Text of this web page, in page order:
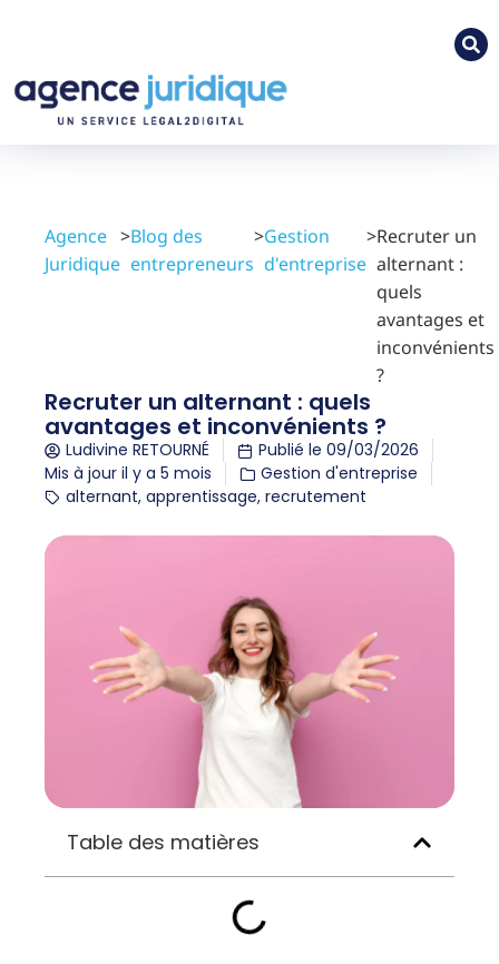
Agence
Juridique
>Blog des
entrepreneurs
>Gestion
d'entreprise
>Recruter un
alternant :
quels
avantages et
inconvénients
?
Recruter un alternant : quels
avantages et inconvénients ?
Ludivine RETOURNÉ Publié le 09/03/2026
Mis à jour il y a 5 mois
Gestion d'entreprise
alternant, apprentissage, recrutement
Table des matières